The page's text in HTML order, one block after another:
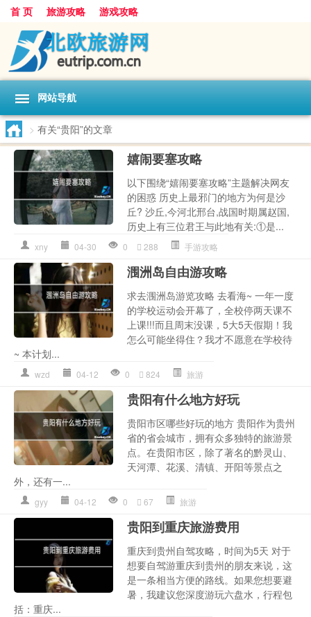
首 页 旅游攻略 游戏攻略
网站导航
> 有关“贵阳”的文章
嬉闹要塞攻略
以下围绕“嬉闹要塞攻略”主题解决网友
的困惑 历史上最邪门的地方为何是沙
丘? 沙丘,今河北邢台,战国时期属赵国,
历史上有三位君王与此地有关:①是...
xny 04-30 0 288 手游攻略
涠洲岛自由游攻略
求去涠洲岛游览攻略 去看海~ 一年一度
的学校运动会开幕了，全校停两天课不
上课!!!而且周末没课，5大5天假期！我
怎么可能坐得住？我才不愿意在学校待
~ 本计划...
wzd 04-12 0 824 旅游
贵阳有什么地方好玩
贵阳市区哪些好玩的地方 贵阳作为贵州
省的省会城市，拥有众多独特的旅游景
点。在贵阳市区，除了著名的黔灵山、
天河潭、花溪、清镇、开阳等景点之
外，还有一...
gyy 04-12 0 67 旅游
贵阳到重庆旅游费用
重庆到贵州自驾攻略，时间为5天 对于
想要自驾游重庆到贵州的朋友来说，这
是一条相当方便的路线。如果您想要避
暑，我建议您深度游玩六盘水，行程包
括：重庆...